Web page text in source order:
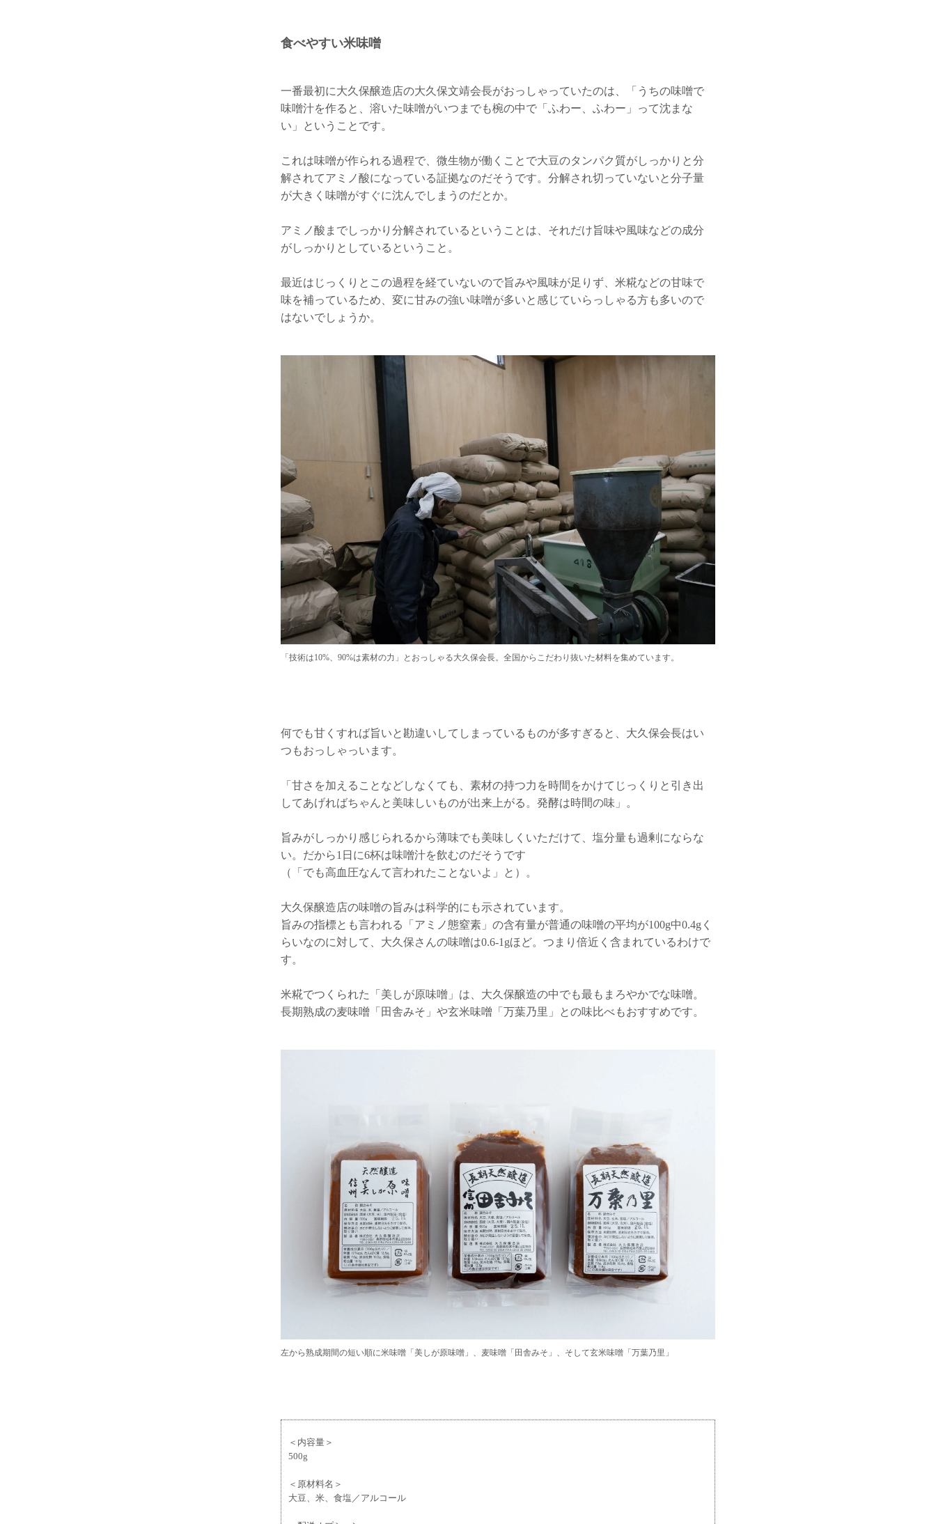
食べやすい米味噌
一番最初に大久保醸造店の大久保文靖会長がおっしゃっていたのは、「うちの味噌で
味噌汁を作ると、溶いた味噌がいつまでも椀の中で「ふわー、ふわー」って沈まな
い」ということです。
これは味噌が作られる過程で、微生物が働くことで大豆のタンパク質がしっかりと分
解されてアミノ酸になっている証拠なのだそうです。分解され切っていないと分子量
が大きく味噌がすぐに沈んでしまうのだとか。
アミノ酸までしっかり分解されているということは、それだけ旨味や風味などの成分
がしっかりとしているということ。
最近はじっくりとこの過程を経ていないので旨みや風味が足りず、米糀などの甘味で
味を補っているため、変に甘みの強い味噌が多いと感じていらっしゃる方も多いので
はないでしょうか。
「技術は10%、90%は素材の力」とおっしゃる大久保会長。全国からこだわり抜いた材料を集めています。
何でも甘くすれば旨いと勘違いしてしまっているものが多すぎると、大久保会長はい
つもおっしゃっいます。
「甘さを加えることなどしなくても、素材の持つ力を時間をかけてじっくりと引き出
してあげればちゃんと美味しいものが出来上がる。発酵は時間の味」。
旨みがしっかり感じられるから薄味でも美味しくいただけて、塩分量も過剰にならな
い。だから1日に6杯は味噌汁を飲むのだそうです
（「でも高血圧なんて言われたことないよ」と）。
大久保醸造店の味噌の旨みは科学的にも示されています。
旨みの指標とも言われる「アミノ態窒素」の含有量が普通の味噌の平均が100g中0.4gく
らいなのに対して、大久保さんの味噌は0.6-1gほど。つまり倍近く含まれているわけで
す。
米糀でつくられた「美しが原味噌」は、大久保醸造の中でも最もまろやかでな味噌。
長期熟成の麦味噌「田舎みそ」や玄米味噌「万葉乃里」との味比べもおすすめです。
左から熟成期間の短い順に米味噌「美しが原味噌」、麦味噌「田舎みそ」、そして玄米味噌「万葉乃里」
＜内容量＞
500g
＜原材料名＞
大豆、米、食塩／アルコール